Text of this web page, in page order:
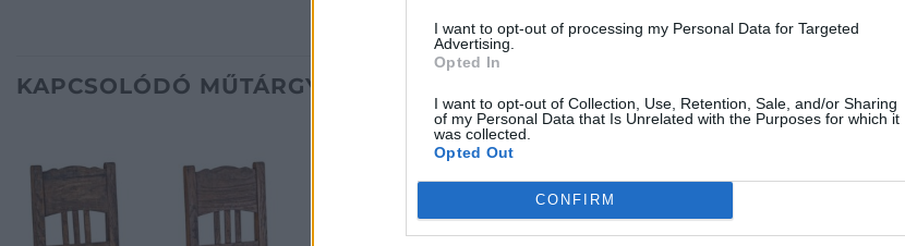
I want to opt-out of processing my Personal Data for Targeted
Advertising.
Opted In
I want to opt-out of Collection, Use, Retention, Sale, and/or Sharing
of my Personal Data that Is Unrelated with the Purposes for which it
was collected.
Opted Out
CONFIRM
KAPCSOLÓDÓ MŰTÁRGYAK